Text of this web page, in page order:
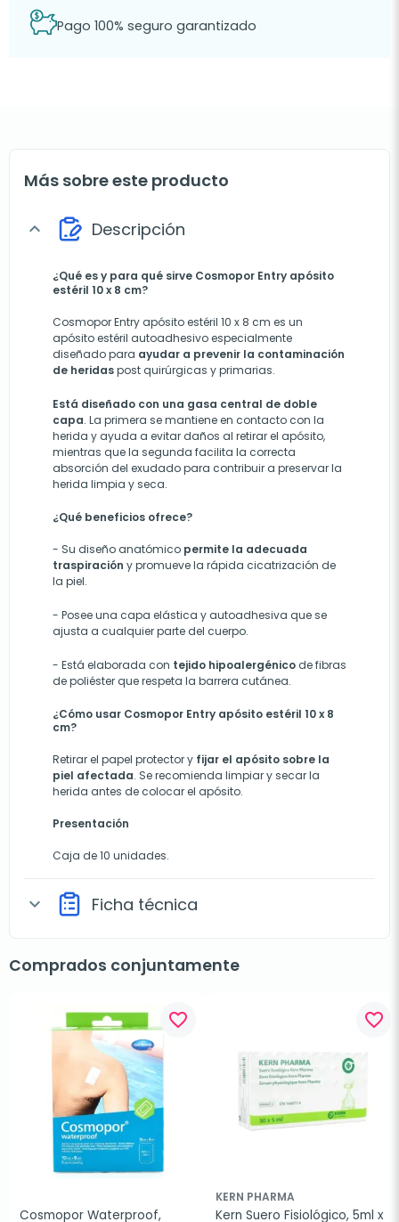
Pago 100% seguro garantizado
Más sobre este producto
expand_more Descripción
¿Qué es y para qué sirve Cosmopor Entry apósito
estéril 10 x 8 cm?
Cosmopor Entry apósito estéril 10 x 8 cm es un
apósito estéril autoadhesivo especialmente
diseñado para ayudar a prevenir la contaminación
de heridaspost quirúrgicas y primarias.
Está diseñado con una gasa central de doble
capa. La primera se mantiene en contacto con la
herida y ayuda a evitar daños al retirar el apósito,
mientras que la segunda facilita la correcta
absorción del exudado para contribuir a preservar la
herida limpia y seca.
¿Qué beneficios ofrece?
- Su diseño anatómico permite la adecuada
traspiración ypromuevela rápida cicatrización de
la piel.
- Posee una capa elástica y autoadhesiva que se
ajusta a cualquier parte del cuerpo.
- Está elaborada con tejido hipoalergénico de fibras
de poliéster que respeta la barrera cutánea.
¿Cómo usar Cosmopor Entry apósito estéril 10 x 8
cm?
Retirar el papel protector y fijar el apósito sobre la
piel afectada. Se recomienda limpiar y secar la
herida antes de colocar el apósito.
Presentación
Caja de 10 unidades.
expand_more Ficha técnica
Comprados conjuntamente
favorite_border
Cosmopor Waterproof,
favorite_border
KERN PHARMA
Kern Suero Fisiológico, 5ml x